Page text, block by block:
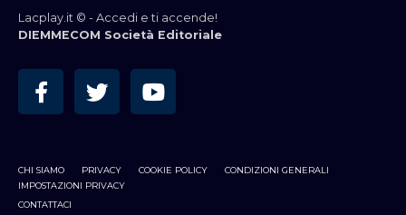
Lacplay.it © - Accedi e ti accende!
DIEMMECOM Società Editoriale
CHI SIAMO PRIVACY COOKIE POLICY
CONDIZIONI GENERALI
IMPOSTAZIONI PRIVACY
CONTATTACI